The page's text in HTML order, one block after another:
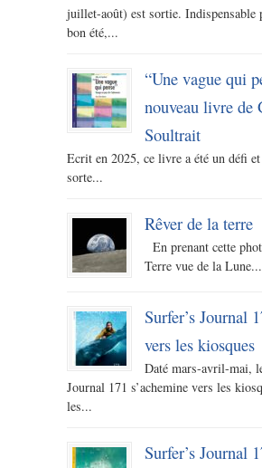
juillet-août) est sortie. Indispensable
bon été,...
“Une vague qui
nouveau livre de
Soultrait
Ecrit en 2025, ce livre a été un défi
sorte...
Rêver de la terre
En prenant cette
Terre vue de la Lune...
Surfer’s Journal
vers les kiosques
Daté mars-avril-mai,
Journal 171 s’achemine vers les
les...
Surfer’s Journal